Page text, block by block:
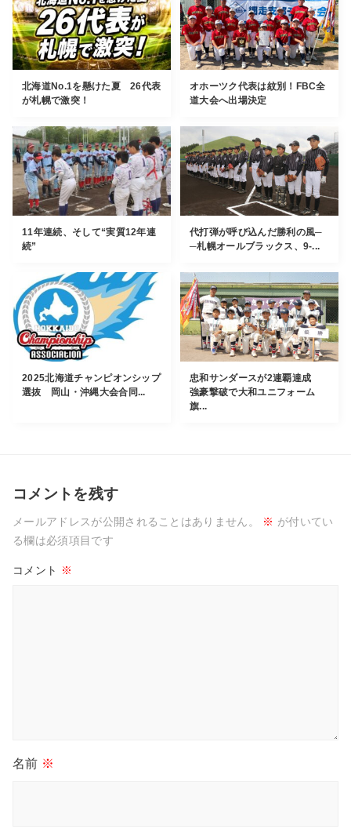
北海道No.1を懸けた夏 26代表
が札幌で激突！
オホーツク代表は紋別！FBC全
道大会へ出場決定
11年連続、そして“実質12年連
続”
代打弾が呼び込んだ勝利の風─
─札幌オールブラックス、9-...
2025北海道チャンピオンシップ
選抜 岡山・沖縄大会合同...
忠和サンダースが2連覇達成
強豪撃破で大和ユニフォーム
旗...
コメントを残す
メールアドレスが公開されることはありません。 ※ が付いてい
る欄は必須項目です
コメント ※
名前 ※